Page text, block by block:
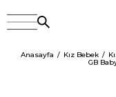
Anasayfa Kız Bebek
GB